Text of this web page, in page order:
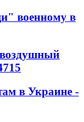
военному в
в Украине -